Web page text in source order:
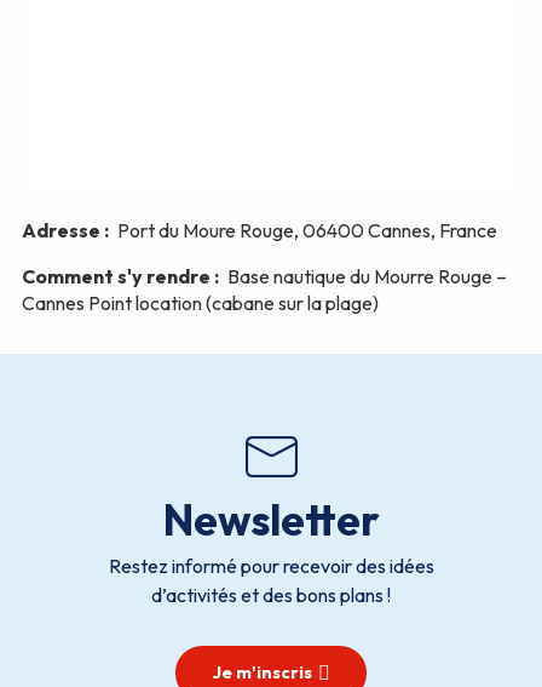
Newsletter
Restez informé pour recevoir des idées
d’activités et des bons plans !
Je m'inscris